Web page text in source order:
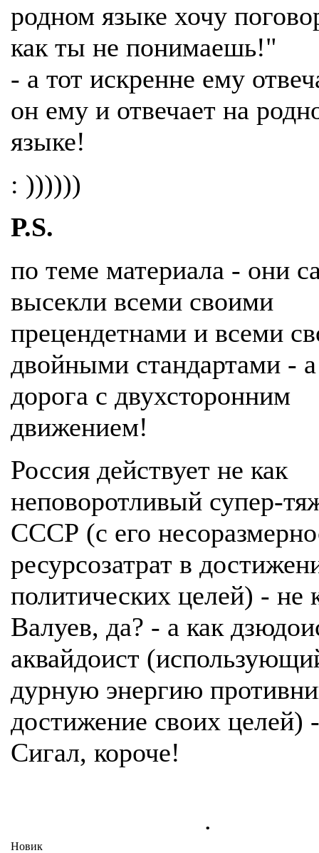
родном языке хочу
как ты не понимаешь!"
- а тот искренне ему
он ему и отвечает на
языке!
: ))))))
P.S.
по теме материала - они
высекли всеми своими
прецендетнами и всеми
двойными стандартами - а
дорога с двухсторонним
движением!
Россия действует не как
неповоротливый супер-
СССР (с его
ресурсозатрат в
политических целей) - не
Валуев, да? - а как
аквайдоист
дурную энергию
достижение своих целей)
Сигал, короче!
.
Новик